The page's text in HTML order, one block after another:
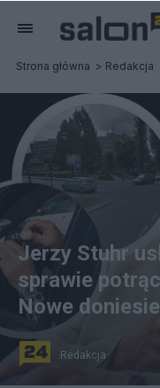
Strona główna Redakcja
Jerzy Stuhr
sprawie
Nowe
Redakcja